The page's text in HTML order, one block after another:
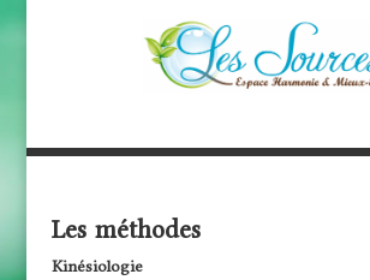
Les méthodes
Kinésiologie